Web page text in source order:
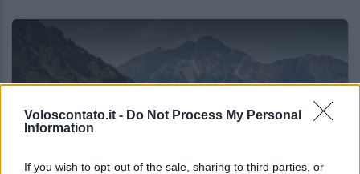
Voloscontato.it - Do Not Process My Personal
Information
If you wish to opt-out of the sale, sharing to third parties, or